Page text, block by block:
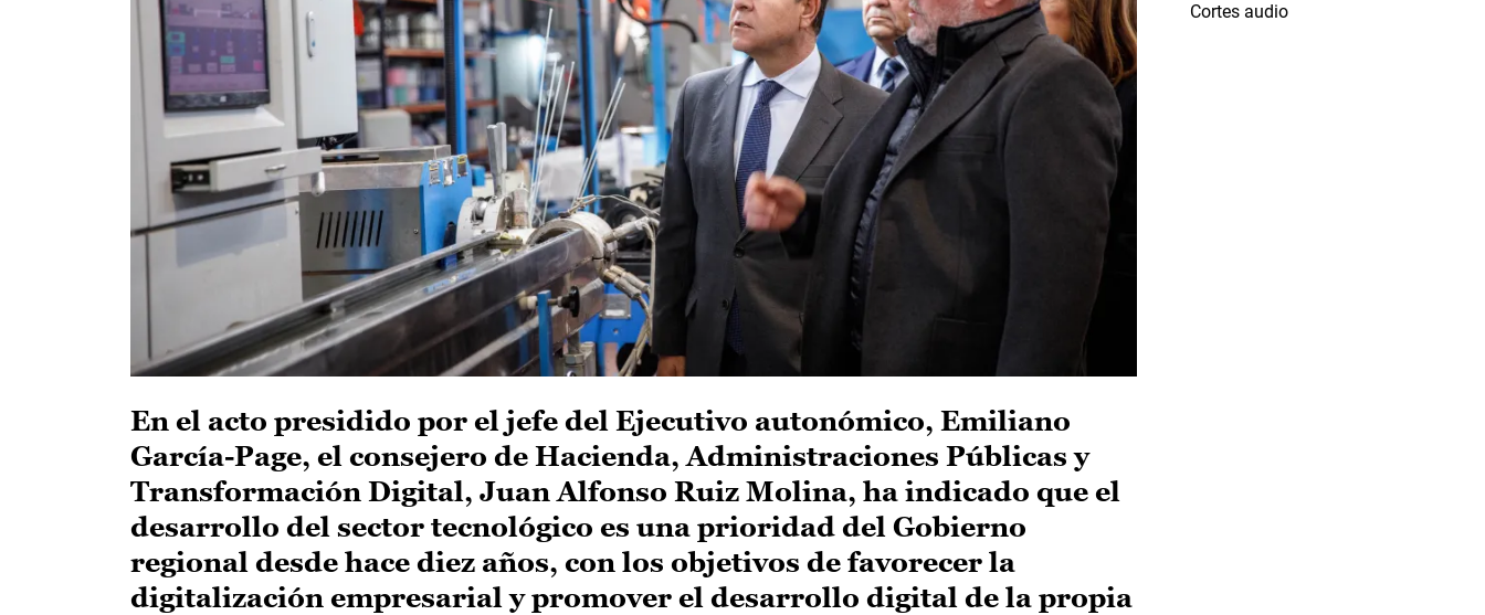
En el acto presidido por el jefe del Ejecutivo autonómico, Emiliano
García-Page, el consejero de Hacienda, Administraciones Públicas y
Transformación Digital, Juan Alfonso Ruiz Molina, ha indicado que el
desarrollo del sector tecnológico es una prioridad del Gobierno
regional desde hace diez años, con los objetivos de favorecer la
digitalización empresarial y promover el desarrollo digital de la propia
Cortes audio